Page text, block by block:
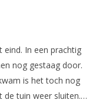
In een prachtig
nog gestaag door.
is het toch nog
de tuin weer sluiten.…